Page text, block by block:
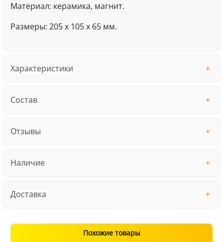
Материал: керамика, магнит.
Размеры: 205 х 105 х 65 мм.
Характеристики
Состав
Отзывы
Наличие
Доставка
Похожие товары